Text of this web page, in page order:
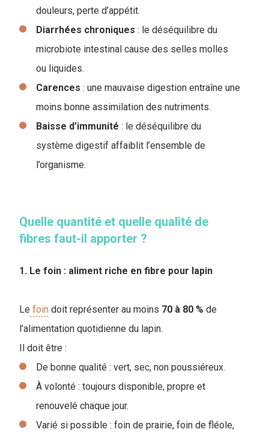
douleurs, perte d’appétit.
Diarrhées chroniques : le déséquilibre du
microbiote intestinal cause des selles molles
ou liquides.
Carences : une mauvaise digestion entraîne une
moins bonne assimilation des nutriments.
Baisse d’immunité : le déséquilibre du
système digestif affaiblit l’ensemble de
l’organisme.
Quelle quantité et quelle qualité de
fibres faut-il apporter ?
1. Le foin : aliment riche en fibre pour lapin
Le foin doit représenter au moins 70 à 80 % de
l’alimentation quotidienne du lapin.
Il doit être :
De bonne qualité : vert, sec, non poussiéreux.
À volonté : toujours disponible, propre et
renouvelé chaque jour.
Varié si possible : foin de prairie, foin de fléole,